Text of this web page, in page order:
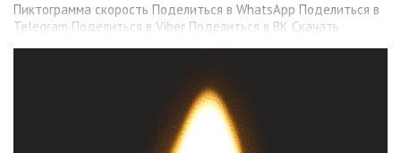
Пиктограмма скорость Поделиться в WhatsApp Поделиться в
Telegram Поделиться в Viber Поделиться в ВК Скачать